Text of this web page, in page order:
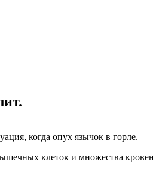
когда опух язычок в горле.
клеток и множества